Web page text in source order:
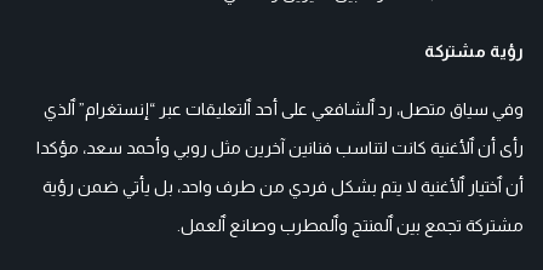
رؤية مشتركة
وفي سياق متصل، رد ٱلشافعي على أحد ٱلتعليقات عبر “إنستغرام” ٱلذي
رأى أن ٱلأغنية كانت لتناسب فنانين آخرين مثل روبي وأحمد سعد، مؤكدا
أن ٱختيار ٱلأغنية لا يتم بشكل فردي من طرف واحد، بل يأتي ضمن رؤية
مشتركة تجمع بين ٱلمنتج وٱلمطرب وصانع ٱلعمل.